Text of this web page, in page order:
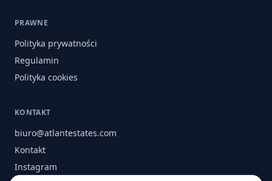
PRAWNE
Polityka prywatności
Regulamin
Polityka cookies
KONTAKT
biuro@atlantestates.com
Kontakt
Instagram